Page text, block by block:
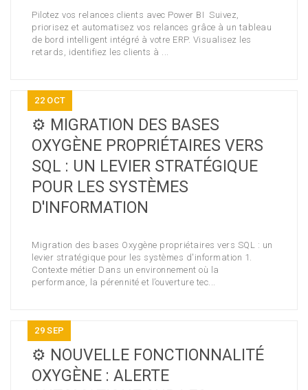
Pilotez vos relances clients avec Power BI Suivez,
priorisez et automatisez vos relances grâce à un tableau
de bord intelligent intégré à votre ERP. Visualisez les
retards, identifiez les clients à ...
22 OCT
⚙️ MIGRATION DES BASES
OXYGÈNE PROPRIÉTAIRES VERS
SQL : UN LEVIER STRATÉGIQUE
POUR LES SYSTÈMES
D'INFORMATION
Migration des bases Oxygène propriétaires vers SQL : un
levier stratégique pour les systèmes d'information 1.
Contexte métier Dans un environnement où la
performance, la pérennité et l’ouverture tec...
29 SEP
⚙️ NOUVELLE FONCTIONNALITÉ
OXYGÈNE : ALERTE